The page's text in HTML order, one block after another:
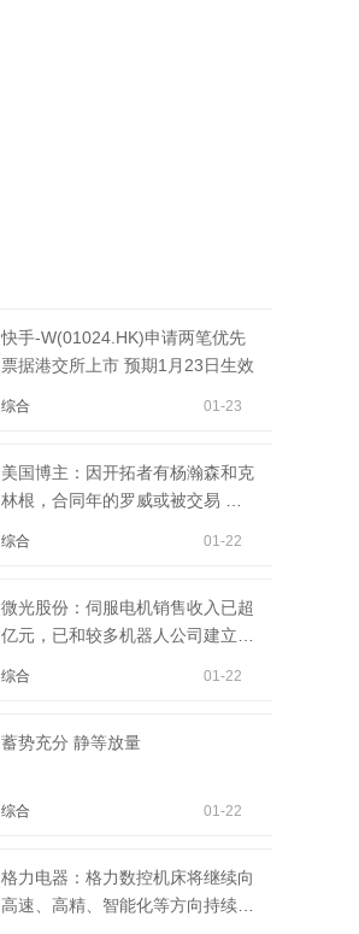
快手-W(01024.HK)申请两笔优先
票据港交所上市 预期1月23日生效
综合 01-23
美国博主：因开拓者有杨瀚森和克
林根，合同年的罗威或被交易 短
综合 01-22
微光股份：伺服电机销售收入已超
亿元，已和较多机器人公司建立合
综合 01-22
蓄势充分 静等放量
综合 01-22
格力电器：格力数控机床将继续向
高速、高精、智能化等方向持续突